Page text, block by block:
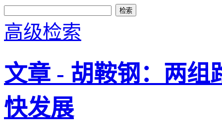
高级检索
文章 - 胡鞍钢：两组
快发展